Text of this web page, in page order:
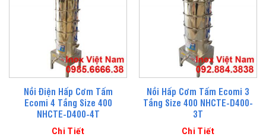
Nồi Điện Hấp Cơm Tấm
Ecomi 4 Tầng Size 400
NHCTE-D400-4T
Chi Tiết
Nồi Hấp Cơm Tấm Ecomi 3
Tầng Size 400 NHCTE-D400-
3T
Chi Tiết